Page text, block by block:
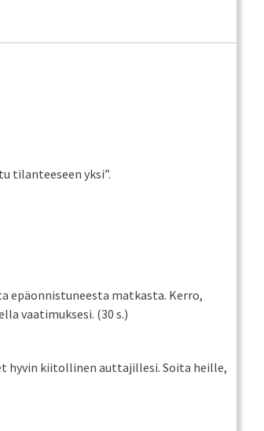
tilanteeseen yksi”.
epäonnistuneesta matkasta. Kerro,
vaatimuksesi. (30 s.)
hyvin kiitollinen auttajillesi. Soita heille,